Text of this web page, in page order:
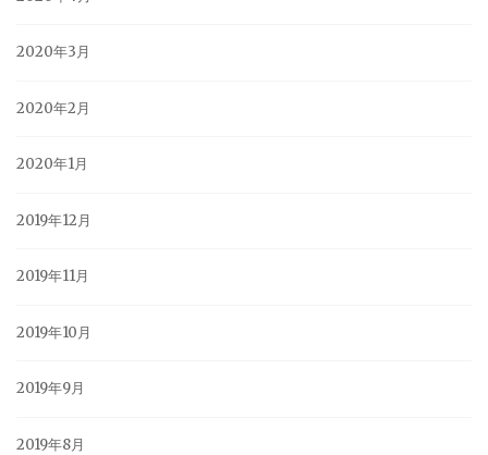
2020年3月
2020年2月
2020年1月
2019年12月
2019年11月
2019年10月
2019年9月
2019年8月